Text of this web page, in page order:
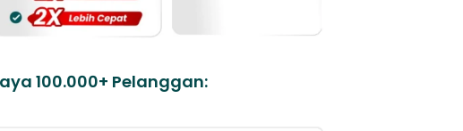
100.000+ Pelanggan: